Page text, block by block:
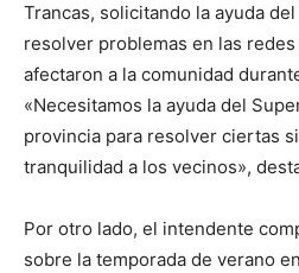
Trancas, solicitando la ayuda
resolver problemas en las
afectaron a la comunidad
«Necesitamos la ayuda del
provincia para resolver ciertas
tranquilidad a los vecinos»,
Por otro lado, el intendente
sobre la temporada de verano